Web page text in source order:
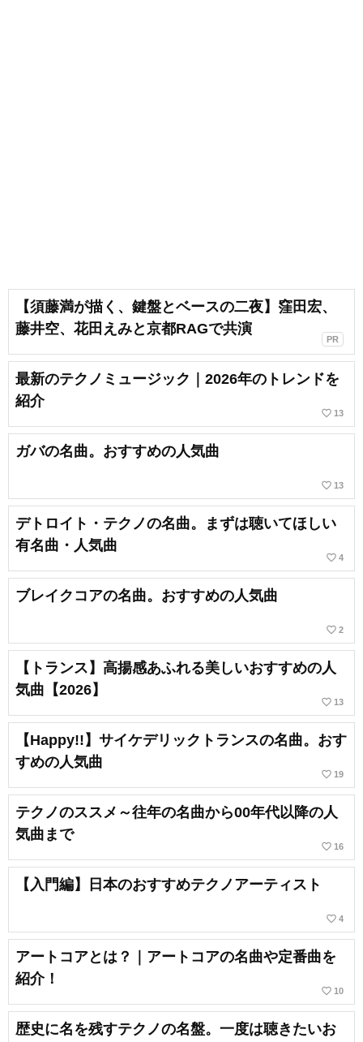
【須藤満が描く、鍵盤とベースの二夜】窪田宏、
藤井空、花田えみと京都RAGで共演
PR
最新のテクノミュージック｜2026年のトレンドを
紹介
favorite_border 13
ガバの名曲。おすすめの人気曲
favorite_border 13
デトロイト・テクノの名曲。まずは聴いてほしい
有名曲・人気曲
favorite_border 4
ブレイクコアの名曲。おすすめの人気曲
favorite_border 2
【トランス】高揚感あふれる美しいおすすめの人
気曲【2026】
favorite_border 13
【Happy!!】サイケデリックトランスの名曲。おす
すめの人気曲
favorite_border 19
テクノのススメ～往年の名曲から00年代以降の人
気曲まで
favorite_border 16
【入門編】日本のおすすめテクノアーティスト
favorite_border 4
アートコアとは？｜アートコアの名曲や定番曲を
紹介！
favorite_border 10
歴史に名を残すテクノの名盤。一度は聴きたいお